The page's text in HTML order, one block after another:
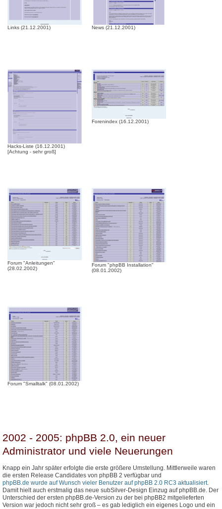
Links (21.12.2001) News (21.12.2001)
Hacks-Liste (16.12.2001)
[Achtung - sehr groß]
Forenindex (16.12.2001)
Forum "Anleitungen"
(28.02.2002)
Forum "phpBB Installation"
(08.01.2002)
Forum "Smalltalk" (08.01.2002)
2002 - 2005: phpBB 2.0, ein neuer
Administrator und viele Neuerungen
Knapp ein Jahr später erfolgte die erste größere Umstellung. Mittlerweile waren
die ersten Release Candidates von phpBB 2 verfügbar und
phpBB.de wurde auf Wunsch vieler Benutzer auf phpBB 2.0 RC3 aktualisiert.
Damit hielt auch erstmalig das neue subSilver-Design Einzug auf phpBB.de. Der
Unterschied der ersten phpBB.de-Version zu der bei phpBB2 mitgelieferten
Version war jedoch nicht sehr groß – es gab lediglich ein eigenes Logo und ein